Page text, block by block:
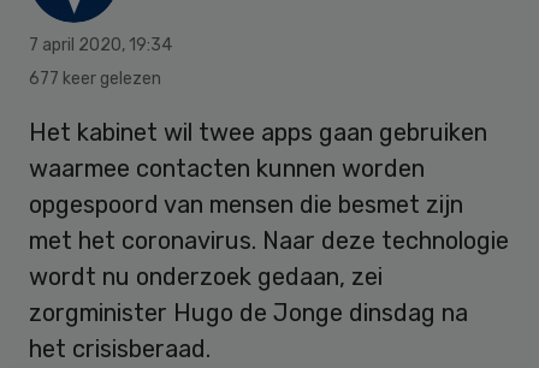
7 april 2020, 19:34
677 keer gelezen
Het kabinet wil twee apps gaan gebruiken
waarmee contacten kunnen worden
opgespoord van mensen die besmet zijn
met het coronavirus. Naar deze technologie
wordt nu onderzoek gedaan, zei
zorgminister Hugo de Jonge dinsdag na
het crisisberaad.